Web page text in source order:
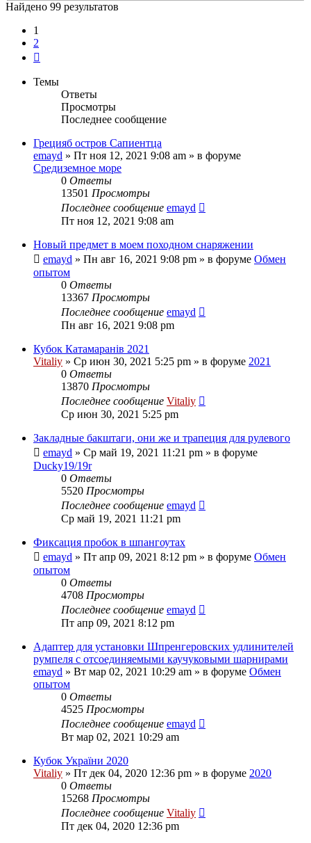
Найдено 99 результатов
1
2
Темы
Ответы
Просмотры
Последнее сообщение
Грецияб остров Сапиентца
emayd » Пт ноя 12, 2021 9:08 am » в форуме
Средиземное море
0 Ответы
13501 Просмотры
Последнее сообщение emayd
Пт ноя 12, 2021 9:08 am
Новый предмет в моем походном снаряжении
emayd » Пн авг 16, 2021 9:08 pm » в форуме Обмен
опытом
0 Ответы
13367 Просмотры
Последнее сообщение emayd
Пн авг 16, 2021 9:08 pm
Кубок Катамаранів 2021
Vitaliy » Ср июн 30, 2021 5:25 pm » в форуме 2021
0 Ответы
13870 Просмотры
Последнее сообщение Vitaliy
Ср июн 30, 2021 5:25 pm
Закладные бакштаги, они же и трапеция для рулевого
emayd » Ср май 19, 2021 11:21 pm » в форуме
Ducky19/19r
0 Ответы
5520 Просмотры
Последнее сообщение emayd
Ср май 19, 2021 11:21 pm
Фиксация пробок в шпангоутах
emayd » Пт апр 09, 2021 8:12 pm » в форуме Обмен
опытом
0 Ответы
4708 Просмотры
Последнее сообщение emayd
Пт апр 09, 2021 8:12 pm
Адаптер для установки Шпренгеровских удлинителей
румпеля с отсоединяемыми каучуковыми шарнирами
emayd » Вт мар 02, 2021 10:29 am » в форуме Обмен
опытом
0 Ответы
4525 Просмотры
Последнее сообщение emayd
Вт мар 02, 2021 10:29 am
Кубок України 2020
Vitaliy » Пт дек 04, 2020 12:36 pm » в форуме 2020
0 Ответы
15268 Просмотры
Последнее сообщение Vitaliy
Пт дек 04, 2020 12:36 pm